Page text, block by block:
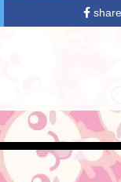
share